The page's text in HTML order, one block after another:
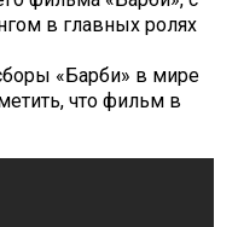
в главных ролях
«Барби» в мире
что фильм в